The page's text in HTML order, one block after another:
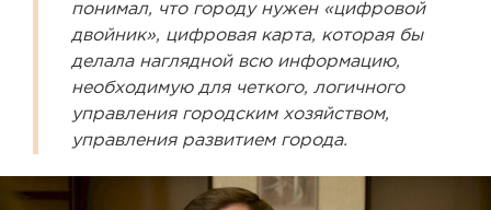
понимал, что городу нужен «цифровой
двойник», цифровая карта, которая бы
делала наглядной всю информацию,
необходимую для четкого, логичного
управления городским хозяйством,
управления развитием города.